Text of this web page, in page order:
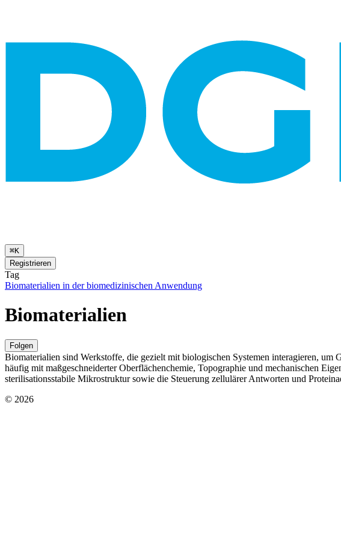
⌘K
Registrieren
Tag
Biomaterialien in der biomedizinischen Anwendung
Biomaterialien
Folgen
Biomaterialien sind Werkstoffe, die gezielt mit biologischen Systemen interagieren, um
häufig mit maßgeschneiderter Oberflächenchemie, Topographie und mechanischen
sterilisationsstabile Mikrostruktur sowie die Steuerung zellulärer Antworten und
© 2026